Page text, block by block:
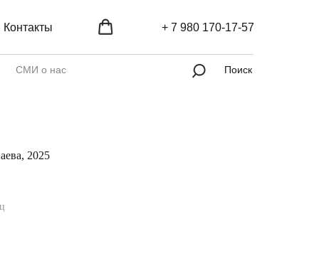
Контакты
СМИ о нас Поиск
+ 7 980 170-17-57
2025